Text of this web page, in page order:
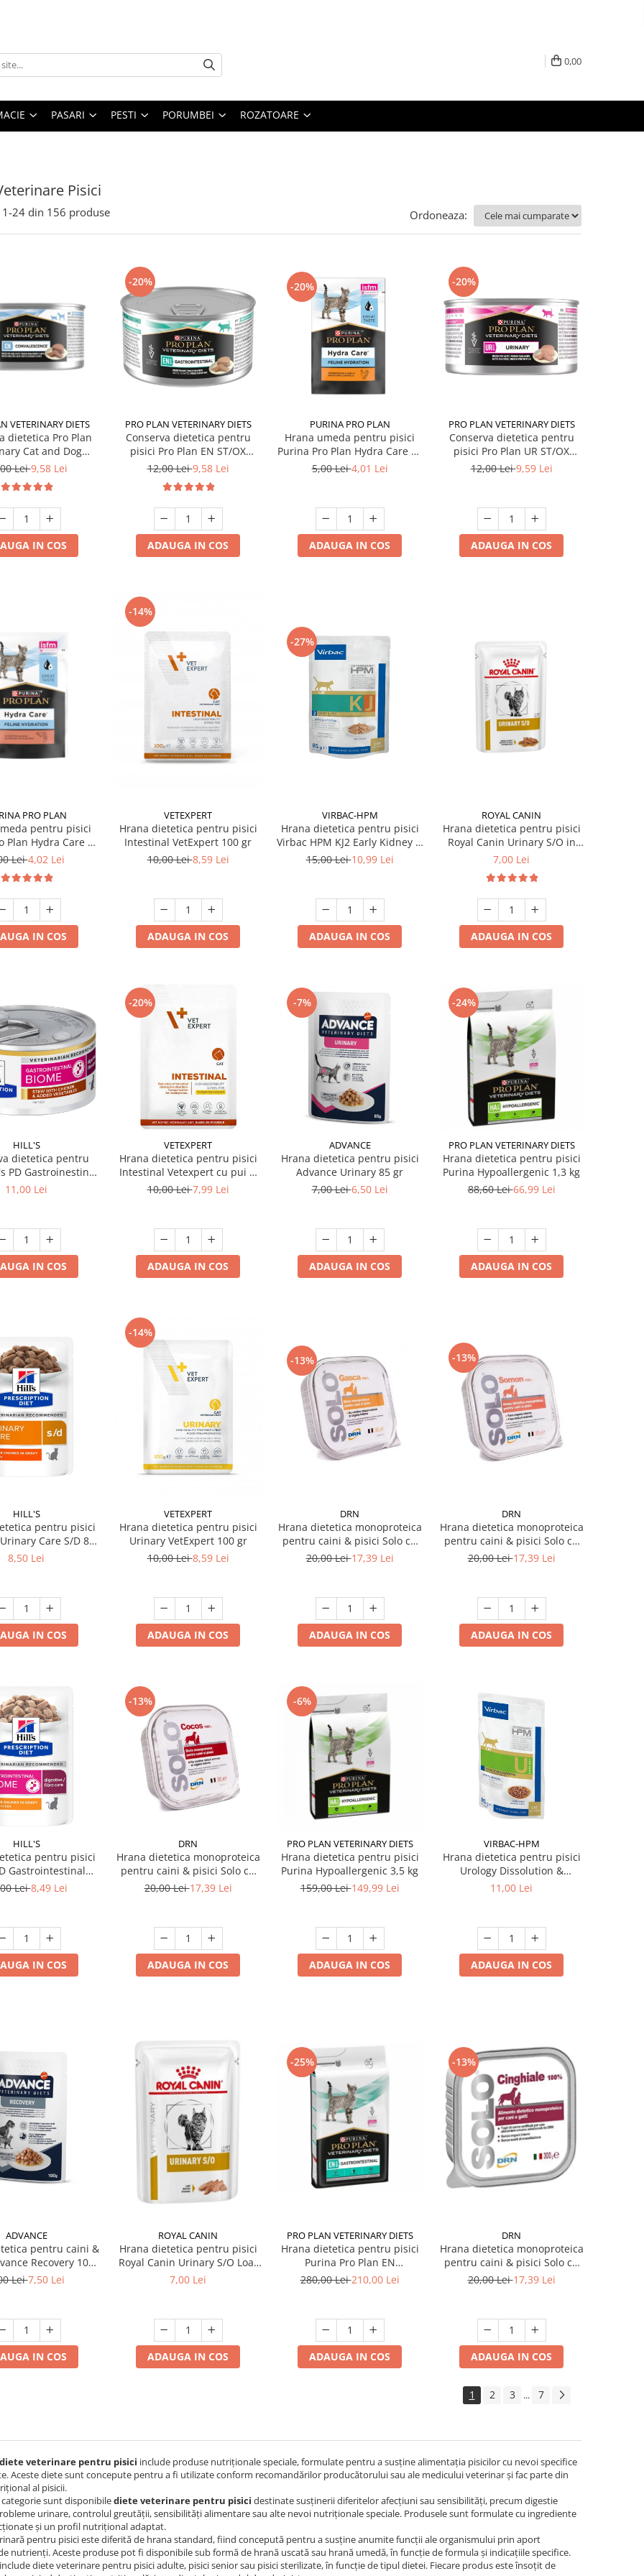
0,00
PASARI PESTI PORUMBEI ROZATOARE
Pisici
1-24 din 156 produse Ordoneaza:
VETERINARY DIETS
dietetica Pro Plan
Cat and Dog
195 gr
Lei9,58 Lei
IN COS
-20%
PRO PLAN VETERINARY DIETS
Conserva dietetica pentru
pisici Pro Plan EN ST/OX
Gastrointestinal 195 gr
12,00 Lei9,58 Lei
ADAUGA IN COS
-20%
PURINA PRO PLAN
Hrana umeda pentru pisici
Purina Pro Plan Hydra Care cu
pui 75 gr
5,00 Lei4,01 Lei
ADAUGA IN COS
-20%
PRO PLAN VETERINARY DIETS
Conserva dietetica pentru
pisici Pro Plan UR ST/OX
Urinary Mousse 195 gr
12,00 Lei9,59 Lei
ADAUGA IN COS
PRO PLAN
pentru pisici
Plan Hydra Care cu
75 gr
Lei4,02 Lei
IN COS
-14%
VETEXPERT
Hrana dietetica pentru pisici
Intestinal VetExpert 100 gr
10,00 Lei8,59 Lei
ADAUGA IN COS
-27%
VIRBAC-HPM
Hrana dietetica pentru pisici
Virbac HPM KJ2 Early Kidney &
Joint 85 gr
15,00 Lei10,99 Lei
ADAUGA IN COS
ROYAL CANIN
Hrana dietetica pentru pisici
Royal Canin Urinary S/O in
gravy 85 gr
7,00 Lei
ADAUGA IN COS
HILL'S
dietetica pentru
PD Gastroinestinal
cu pui 82 gr
11,00 Lei
IN COS
-20%
VETEXPERT
Hrana dietetica pentru pisici
Intestinal Vetexpert cu pui &
curcan 100 gr
10,00 Lei7,99 Lei
ADAUGA IN COS
-7%
ADVANCE
Hrana dietetica pentru pisici
Advance Urinary 85 gr
7,00 Lei6,50 Lei
ADAUGA IN COS
-24%
PRO PLAN VETERINARY DIETS
Hrana dietetica pentru pisici
Purina Hypoallergenic 1,3 kg
88,60 Lei66,99 Lei
ADAUGA IN COS
HILL'S
pentru pisici
Care S/D 85
gr
8,50 Lei
IN COS
-14%
VETEXPERT
Hrana dietetica pentru pisici
Urinary VetExpert 100 gr
10,00 Lei8,59 Lei
ADAUGA IN COS
-13%
DRN
Hrana dietetica monoproteica
pentru caini & pisici Solo cu
gasca 300 gr
20,00 Lei17,39 Lei
ADAUGA IN COS
-13%
DRN
Hrana dietetica monoproteica
pentru caini & pisici Solo cu
somon 300 gr
20,00 Lei17,39 Lei
ADAUGA IN COS
HILL'S
pentru pisici
Gastrointestinal
cu pui 85 gr
Lei8,49 Lei
IN COS
-13%
DRN
Hrana dietetica monoproteica
pentru caini & pisici Solo cu
cocos 300 gr
20,00 Lei17,39 Lei
ADAUGA IN COS
-6%
PRO PLAN VETERINARY DIETS
Hrana dietetica pentru pisici
Purina Hypoallergenic 3,5 kg
159,00 Lei149,99 Lei
ADAUGA IN COS
VIRBAC-HPM
Hrana dietetica pentru pisici
Urology Dissolution &
Prevention 85 gr
11,00 Lei
ADAUGA IN COS
ADVANCE
pentru caini &
Recovery 100
gr
Lei7,50 Lei
IN COS
ROYAL CANIN
Hrana dietetica pentru pisici
Royal Canin Urinary S/O Loaf
85 gr
7,00 Lei
ADAUGA IN COS
-25%
PRO PLAN VETERINARY DIETS
Hrana dietetica pentru pisici
Purina Pro Plan EN
Gastrointestinal 5 kg
280,00 Lei210,00 Lei
ADAUGA IN COS
-13%
DRN
Hrana dietetica monoproteica
pentru caini & pisici Solo cu
mistret 300 gr
20,00 Lei17,39 Lei
ADAUGA IN COS
1 2 3 ... 7
diete veterinare pentru pisici include produse nutriționale speciale, formulate pentru a susține alimentația pisicilor cu nevoi specifice
Aceste diete sunt concepute pentru a fi utilizate conform recomandărilor producătorului sau ale medicului veterinar și fac parte din
al pisicii.
categorie sunt disponibilediete veterinare pentru pisici destinate susținerii diferitelor afecțiuni sau sensibilități, precum digestie
urinare, controlul greutății, sensibilități alimentare sau alte nevoi nutriționale speciale. Produsele sunt formulate cu ingrediente
și un profil nutrițional adaptat.
pentru pisici este diferită de hrana standard, fiind concepută pentru a susține anumite funcții ale organismului prin aport
nutrienți. Aceste produse pot fi disponibile sub formă de hrană uscată sau hrană umedă, în funcție de formula și indicațiile specifice.
diete veterinare pentru pisici adulte, pisici senior sau pisici sterilizate, în funcție de tipul dietei. Fiecare produs este însoțit de